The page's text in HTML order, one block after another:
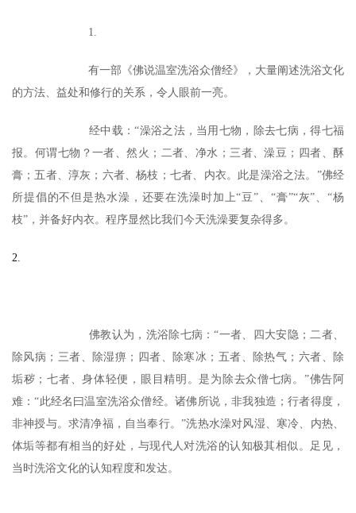
1.
有一部《佛说温室洗浴众僧经》，大量阐述洗浴文化
的方法、益处和修行的关系，令人眼前一亮。
经中载：“澡浴之法，当用七物，除去七病，得七福
报。何谓七物？一者、然火；二者、净水；三者、澡豆；四者、酥
膏；五者、淳灰；六者、杨枝；七者、内衣。此是澡浴之法。”佛经
所提倡的不但是热水澡，还要在洗澡时加上“豆”、“膏”“灰”、“杨
枝”，并备好内衣。程序显然比我们今天洗澡要复杂得多。
2.
佛教认为，洗浴除七病：“一者、四大安隐；二者、
除风病；三者、除湿痹；四者、除寒冰；五者、除热气；六者、除
垢秽；七者、身体轻便，眼目精明。是为除去众僧七病。”佛告阿
难：“此经名曰温室洗浴众僧经。诸佛所说，非我独造；行者得度，
非神授与。求清净福，自当奉行。”洗热水澡对风湿、寒冷、内热、
体垢等都有相当的好处，与现代人对洗浴的认知极其相似。
足见，
当时洗浴文化的认知程度和发达。